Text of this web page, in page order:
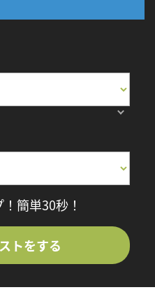
簡単30秒！
トをする